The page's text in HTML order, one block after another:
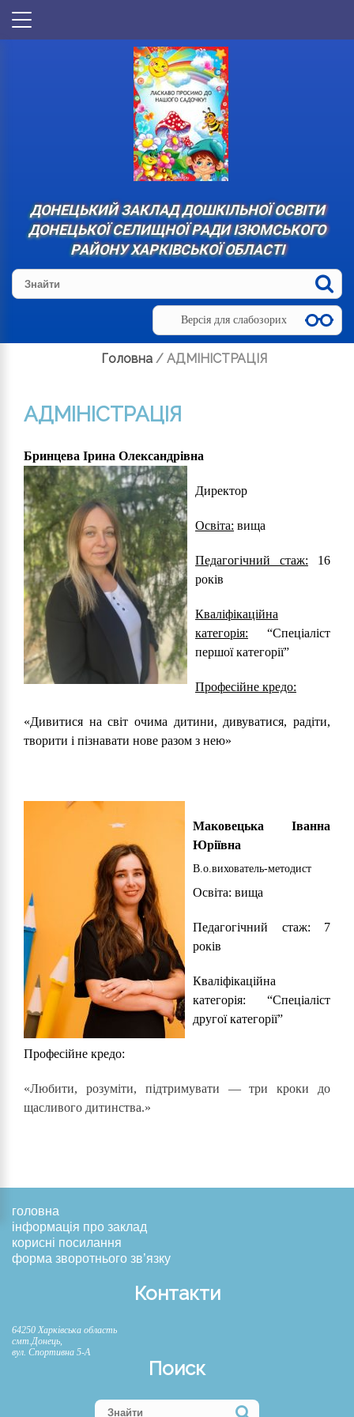
ДОНЕЦЬКИЙ ЗАКЛАД ДОШКІЛЬНОЇ ОСВІТИ
ДОНЕЦЬКОЇ СЕЛИЩНОЇ РАДИ ІЗЮМСЬКОГО
РАЙОНУ ХАРКІВСЬКОЇ ОБЛАСТІ
Версія для слабозорих
Головна / АДМІНІСТРАЦІЯ
АДМІНІСТРАЦІЯ
Бринцева Ірина Олександрівна
Директор
Освіта: вища
Педагогічний стаж: 16
років
Кваліфікаційна
категорія: “Спеціаліст
першої категорії”
Професійне кредо:
«Дивитися на світ очима дитини, дивуватися, радіти,
творити і пізнавати нове разом з нею»
Маковецька Іванна
Юріївна
В.о.вихователь-методист
Освіта: вища
Педагогічний стаж: 7
років
Кваліфікаційна
категорія: “Спеціаліст
другої категорії”
Професійне кредо:
«Любити, розуміти, підтримувати — три кроки до
щасливого дитинства.»
головна
інформація про заклад
корисні посилання
форма зворотнього зв’язку
Контакти
64250 Харківська область
смт.Донець,
вул. Спортивна 5-А
Поиск